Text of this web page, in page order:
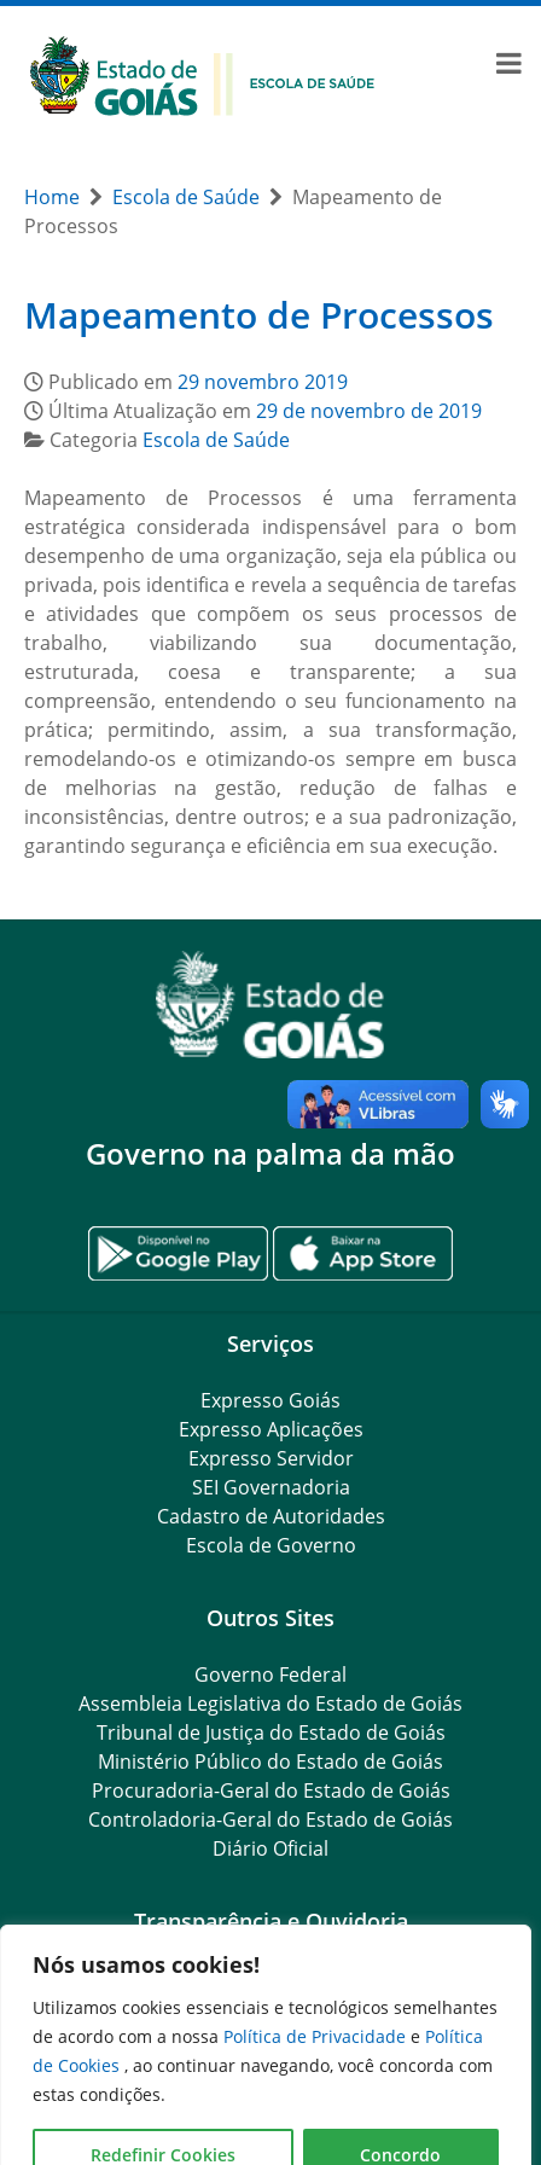
Nós usamos cookies!
Utilizamos cookies essenciais e tecnológicos semelhantes
de acordo com a nossa Política de Privacidade e Política
de Cookies , ao continuar navegando, você concorda com
estas condições.
Redefinir Cookies Concordo
Home Escola de Saúde
Mapeamento de
Processos
Mapeamento de Processos
Publicado em 29 novembro 2019
Última Atualização em 29 de novembro de 2019
Categoria Escola de Saúde
Mapeamento de Processos é uma ferramenta
estratégica considerada indispensável para o bom
desempenho de uma organização, seja ela pública ou
privada, pois identifica e revela a sequência de tarefas
e atividades que compõem os seus processos de
trabalho, viabilizando sua documentação,
estruturada, coesa e transparente; a sua
compreensão, entendendo o seu funcionamento na
prática; permitindo, assim, a sua transformação,
remodelando-os e otimizando-os sempre em busca
de melhorias na gestão, redução de falhas e
inconsistências, dentre outros; e a sua padronização,
garantindo segurança e eficiência em sua execução.
Governo na palma da mão
Serviços
Expresso Goiás
Expresso Aplicações
Expresso Servidor
SEI Governadoria
Cadastro de Autoridades
Escola de Governo
Outros Sites
Governo Federal
Assembleia Legislativa do Estado de Goiás
Tribunal de Justiça do Estado de Goiás
Ministério Público do Estado de Goiás
Procuradoria-Geral do Estado de Goiás
Controladoria-Geral do Estado de Goiás
Diário Oficial
Transparência e Ouvidoria
Goiás Transparência
Dados Abertos Goiás
Ouvidoria Setorial
Ouvidoria Geral
SIC – Serviço de Informação ao Cidadão
e-SIC – Serviço Eletrônico de Informação ao Cidadão
Acesso às Informações das Organizações Sociais